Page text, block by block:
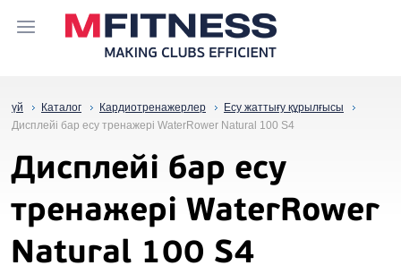
үй Каталог Кардиотренажерлер
Есу жаттығу құрылғысы
Дисплейі бар есу тренажері WaterRower Natural 100 S4
Дисплейі бар есу
тренажері WaterRower
Natural 100 S4